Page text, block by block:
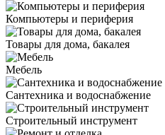
Компьютеры и периферия
Товары для дома, бакалея
Мебель
Сантехника и водоснабжение
Строительный инструмент